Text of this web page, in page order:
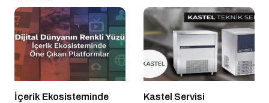
Yazdı
İçerik Ekosisteminde
Kastel Servisi